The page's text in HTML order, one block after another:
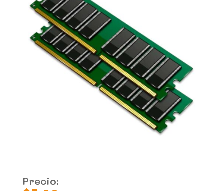
Precio: